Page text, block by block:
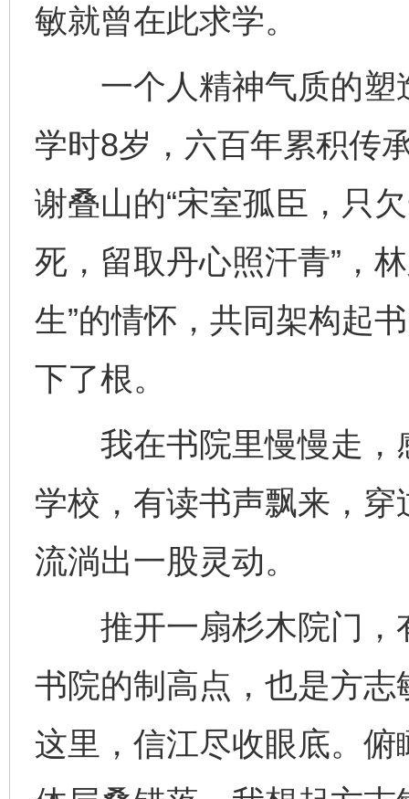
敏就曾在此求学。
一个人精神气质的塑
学时8岁，六百年累积传
谢叠山的“宋室孤臣，只
死，留取丹心照汗青”，
生”的情怀，共同架构起
下了根。
我在书院里慢慢走，
学校，有读书声飘来，
流淌出一股灵动。
推开一扇杉木院门，
书院的制高点，也是方
这里，信江尽收眼底。